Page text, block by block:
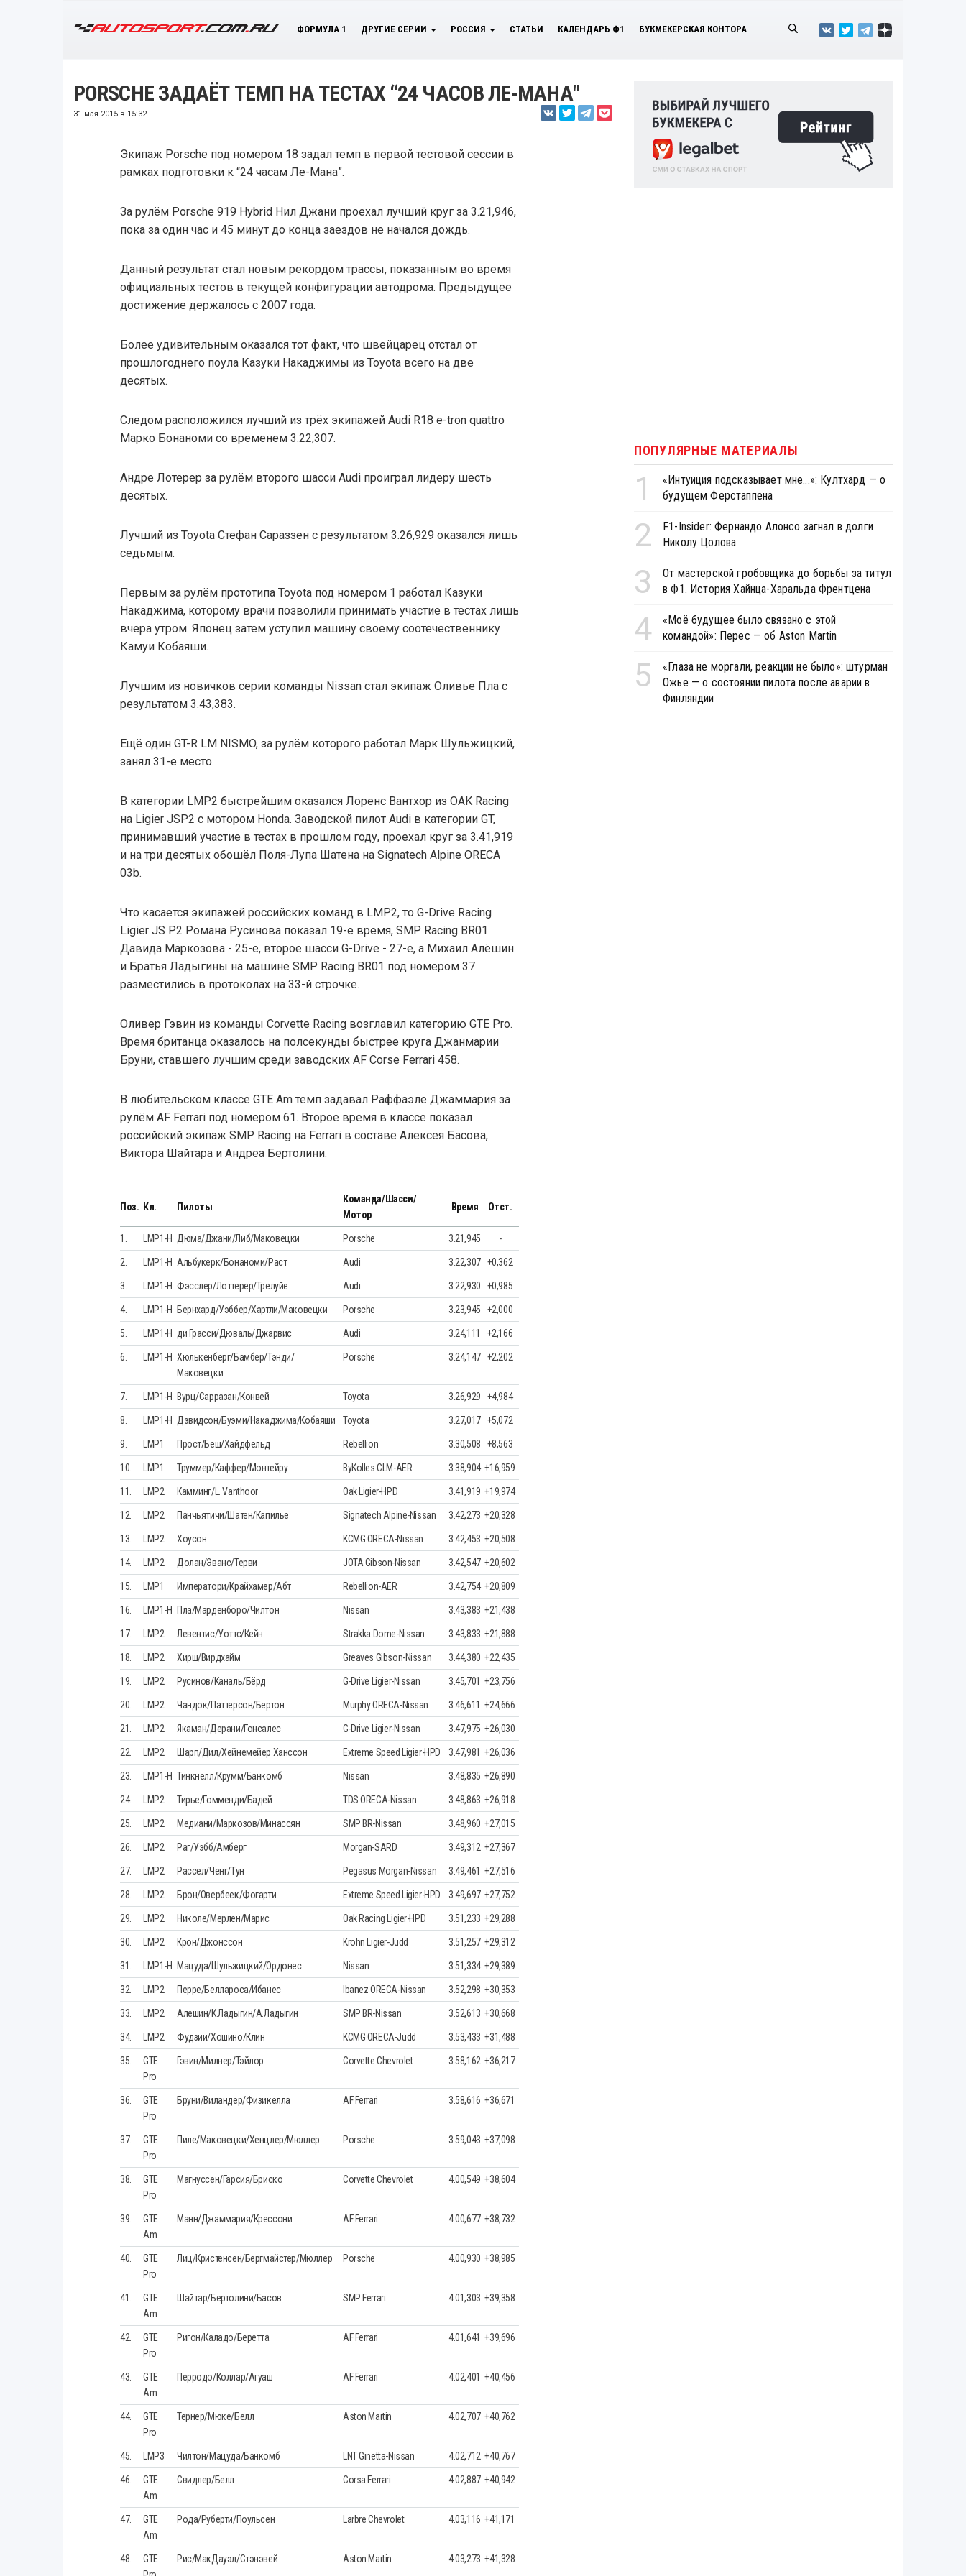
ФОРМУЛА 1 ДРУГИЕ СЕРИИ РОССИЯ СТАТЬИ КАЛЕНДАРЬ Ф1 БУКМЕКЕРСКАЯ КОНТОРА
PORSCHE ЗАДАЁТ ТЕМП НА ТЕСТАХ “24 ЧАСОВ ЛЕ-МАНА"
31 мая 2015 в 15:32
Экипаж Porsche под номером 18 задал темп в первой тестовой сессии в
рамках подготовки к “24 часам Ле-Мана”.
За рулём Porsche 919 Hybrid Нил Джани проехал лучший круг за 3.21,946,
пока за один час и 45 минут до конца заездов не начался дождь.
Данный результат стал новым рекордом трассы, показанным во время
официальных тестов в текущей конфигурации автодрома. Предыдущее
достижение держалось с 2007 года.
Более удивительным оказался тот факт, что швейцарец отстал от
прошлогоднего поула Казуки Накаджимы из Toyota всего на две
десятых.
Следом расположился лучший из трёх экипажей Audi R18 e-tron quattro
Марко Бонаноми со временем 3.22,307.
Андре Лотерер за рулём второго шасси Audi проиграл лидеру шесть
десятых.
Лучший из Toyota Стефан Сараззен с результатом 3.26,929 оказался лишь
седьмым.
Первым за рулём прототипа Toyota под номером 1 работал Казуки
Накаджима, которому врачи позволили принимать участие в тестах лишь
вчера утром. Японец затем уступил машину своему соотечественнику
Камуи Кобаяши.
Лучшим из новичков серии команды Nissan стал экипаж Оливье Пла с
результатом 3.43,383.
Ещё один GT-R LM NISMO, за рулём которого работал Марк Шульжицкий,
занял 31-е место.
В категории LMP2 быстрейшим оказался Лоренс Вантхор из OAK Racing
на Ligier JSP2 с мотором Honda. Заводской пилот Audi в категории GT,
принимавший участие в тестах в прошлом году, проехал круг за 3.41,919
и на три десятых обошёл Поля-Лупа Шатена на Signatech Alpine ORECA
03b.
Что касается экипажей российских команд в LMP2, то G-Drive Racing
Ligier JS P2 Романа Русинова показал 19-е время, SMP Racing BR01
Давида Маркозова - 25-е, второе шасси G-Drive - 27-е, а Михаил Алёшин
и Братья Ладыгины на машине SMP Racing BR01 под номером 37
разместились в протоколах на 33-й строчке.
Оливер Гэвин из команды Corvette Racing возглавил категорию GTE Pro.
Время британца оказалось на полсекунды быстрее круга Джанмарии
Бруни, ставшего лучшим среди заводских AF Corse Ferrari 458.
В любительском классе GTE Am темп задавал Раффаэле Джаммария за
рулём AF Ferrari под номером 61. Второе время в классе показал
российский экипаж SMP Racing на Ferrari в составе Алексея Басова,
Виктора Шайтара и Андреа Бертолини.
Поз. Кл. Пилоты
Команда/Шасси/
Мотор
Время Отст.
1. LMP1-H Дюма/Джани/Либ/Маковецки Porsche 3.21,945 -
2. LMP1-H Альбукерк/Бонаноми/Раст Audi 3.22,307 +0,362
3. LMP1-H Фэсслер/Лоттерер/Трелуйе Audi 3.22,930 +0,985
4. LMP1-H Бернхард/Уэббер/Хартли/Маковецки Porsche 3.23,945 +2,000
5. LMP1-H ди Грасси/Дюваль/Джарвис Audi 3.24,111 +2,166
6. LMP1-H Хюлькенберг/Бамбер/Тэнди/
Маковецки
Porsche 3.24,147 +2,202
7. LMP1-H Вурц/Сарразан/Конвей Toyota 3.26,929 +4,984
8. LMP1-H Дэвидсон/Буэми/Накаджима/Кобаяши Toyota 3.27,017 +5,072
9. LMP1 Прост/Беш/Хайдфельд Rebellion 3.30,508 +8,563
10. LMP1 Труммер/Каффер/Монтейру ByKolles CLM-AER 3.38,904 +16,959
11. LMP2 Камминг/L. Vanthoor Oak Ligier-HPD 3.41,919 +19,974
12. LMP2 Панчьятичи/Шатен/Капилье Signatech Alpine-Nissan 3.42,273 +20,328
13. LMP2 Хоусон KCMG ORECA-Nissan 3.42,453 +20,508
14. LMP2 Долан/Эванс/Терви JOTA Gibson-Nissan 3.42,547 +20,602
15. LMP1 Императори/Крайхамер/Абт Rebellion-AER 3.42,754 +20,809
16. LMP1-H Пла/Марденборо/Чилтон Nissan 3.43,383 +21,438
17. LMP2 Левентис/Уоттс/Кейн Strakka Dome-Nissan 3.43,833 +21,888
18. LMP2 Хирш/Вирдхайм Greaves Gibson-Nissan 3.44,380 +22,435
19. LMP2 Русинов/Каналь/Бёрд G-Drive Ligier-Nissan 3.45,701 +23,756
20. LMP2 Чандок/Паттерсон/Бертон Murphy ORECA-Nissan 3.46,611 +24,666
21. LMP2 Якаман/Дерани/Гонсалес G-Drive Ligier-Nissan 3.47,975 +26,030
22. LMP2 Шарп/Дил/Хейнемейер Ханссон Extreme Speed Ligier-HPD 3.47,981 +26,036
23. LMP1-H Тинкнелл/Крумм/Банкомб Nissan 3.48,835 +26,890
24. LMP2 Тирье/Гомменди/Бадей TDS ORECA-Nissan 3.48,863 +26,918
25. LMP2 Медиани/Маркозов/Минассян SMP BR-Nissan 3.48,960 +27,015
26. LMP2 Раг/Уэбб/Амберг Morgan-SARD 3.49,312 +27,367
27. LMP2 Рассел/Ченг/Тун Pegasus Morgan-Nissan 3.49,461 +27,516
28. LMP2 Брон/Овербеек/Фогарти Extreme Speed Ligier-HPD 3.49,697 +27,752
29. LMP2 Николе/Мерлен/Марис Oak Racing Ligier-HPD 3.51,233 +29,288
30. LMP2 Крон/Джонссон Krohn Ligier-Judd 3.51,257 +29,312
31. LMP1-H Мацуда/Шульжицкий/Ордонес Nissan 3.51,334 +29,389
32. LMP2 Перре/Беллароса/Ибанес Ibanez ORECA-Nissan 3.52,298 +30,353
33. LMP2 Алешин/К.Ладыгин/А.Ладыгин SMP BR-Nissan 3.52,613 +30,668
34. LMP2 Фудзии/Хошино/Клин KCMG ORECA-Judd 3.53,433 +31,488
35.
GTE
Pro
Гэвин/Милнер/Тэйлор Corvette Chevrolet 3.58,162 +36,217
36.
GTE
Pro
Бруни/Виландер/Физикелла AF Ferrari 3.58,616 +36,671
37.
GTE
Pro
Пиле/Маковецки/Хенцлер/Мюллер Porsche 3.59,043 +37,098
38.
GTE
Pro
Магнуссен/Гарсия/Бриско Corvette Chevrolet 4.00,549 +38,604
39.
GTE
Am
Манн/Джаммария/Крессони AF Ferrari 4.00,677 +38,732
40.
GTE
Pro
Лиц/Кристенсен/Бергмайстер/Мюллер Porsche 4.00,930 +38,985
41.
GTE
Am
Шайтар/Бертолини/Басов SMP Ferrari 4.01,303 +39,358
42.
GTE
Pro
Ригон/Каладо/Беретта AF Ferrari 4.01,641 +39,696
43.
GTE
Am
Перродо/Коллар/Агуаш AF Ferrari 4.02,401 +40,456
44.
GTE
Pro
Тернер/Мюке/Белл Aston Martin 4.02,707 +40,762
45. LMP3 Чилтон/Мацуда/Банкомб LNT Ginetta-Nissan 4.02,712 +40,767
46.
GTE
Am
Свидлер/Белл Corsa Ferrari 4.02,887 +40,942
47.
GTE
Am
Рода/Руберти/Поульсен Larbre Chevrolet 4.03,116 +41,171
48.
GTE
Рис/МакДауэл/Стэнэвей Aston Martin 4.03,273 +41,328
ПОПУЛЯРНЫЕ МАТЕРИАЛЫ
1
«Интуиция подсказывает мне...»: Култхард — о
будущем Ферстаппена
2
F1-Insider: Фернандо Алонсо загнал в долги
Николу Цолова
3
От мастерской гробовщика до борьбы за титул
в Ф1. История Хайнца-Харальда Френтцена
4
«Моё будущее было связано с этой
командой»: Перес — об Aston Martin
5
«Глаза не моргали, реакции не было»: штурман
Ожье — о состоянии пилота после аварии в
Финляндии